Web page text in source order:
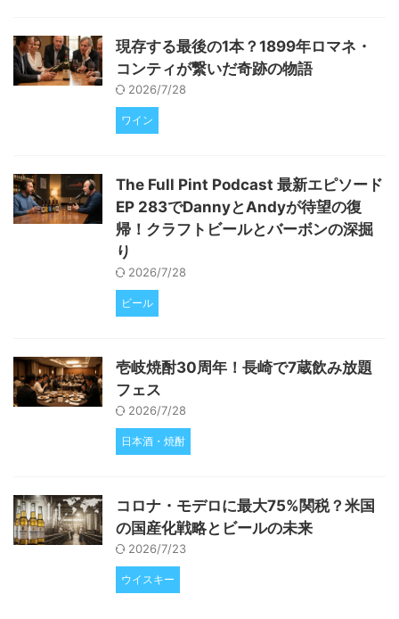
現存する最後の1本？1899年ロマネ・
コンティが繋いだ奇跡の物語
2026/7/28
ワイン
The Full Pint Podcast 最新エピソード
EP 283でDannyとAndyが待望の復
帰！クラフトビールとバーボンの深掘
り
2026/7/28
ビール
壱岐焼酎30周年！長崎で7蔵飲み放題
フェス
2026/7/28
日本酒・焼酎
コロナ・モデロに最大75%関税？米国
の国産化戦略とビールの未来
2026/7/23
ウイスキー